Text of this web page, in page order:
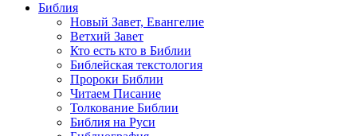
Библия
Новый Завет, Евангелие
Ветхий Завет
Кто есть кто в Библии
Библейская текстология
Пророки Библии
Читаем Писание
Толкование Библии
Библия на Руси